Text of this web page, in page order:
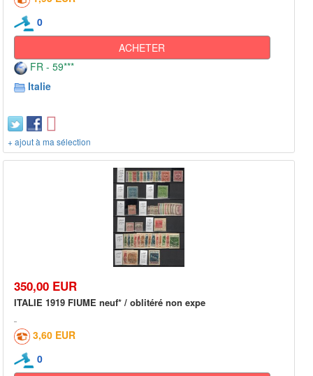
0
ACHETER
FR - 59***
Italie
+ ajout à ma sélection
350,00 EUR
ITALIE 1919 FIUME neuf* / oblitéré non expe
3,60 EUR
0